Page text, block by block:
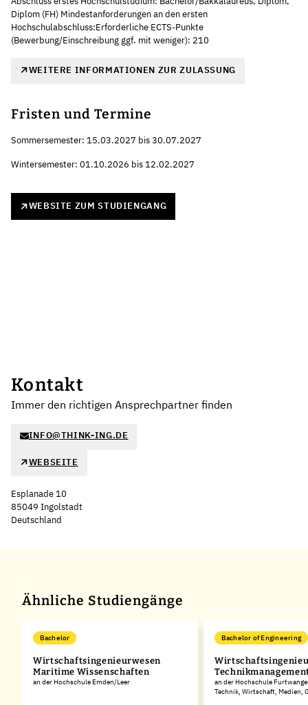
Diplom (FH) Mindestanforderungen an den ersten
Hochschulabschluss:Erforderliche ECTS-Punkte
(Bewerbung/Einschreibung ggf. mit weniger): 210
WEITERE INFORMATIONEN ZUR ZULASSUNG
Fristen und Termine
Sommersemester: 15.03.2027 bis 30.07.2027
Wintersemester: 01.10.2026 bis 12.02.2027
WEBSITE ZUM STUDIENGANG
Kontakt
Immer den richtigen Ansprechpartner finden
INFO@THINK-ING.DE
WEBSEITE
Esplanade 10
85049 Ingolstadt
Deutschland
Ähnliche Studiengänge
Bachelor
Wirtschaftsingenieurwesen
Maritime Wissenschaften
an der Hochschule Emden/Leer
Bachelor of Engineering
an der Hochschule
Technik, Wirtschaft, Medien,